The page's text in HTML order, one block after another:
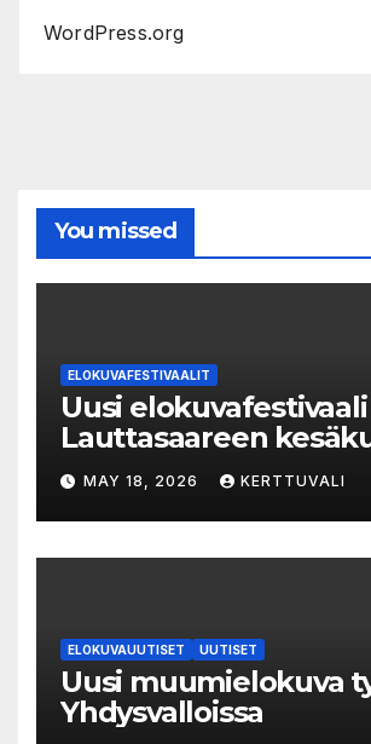
WordPress.org
You missed
ELOKUVAFESTIVAALIT
Uusi elokuvafestivaali
Lauttasaareen
LAUTTA-KINO esittää
elokuvat 35mm-
MAY 18, 2026 KERTTUVALI
ELOKUVAUUTISET UUTISET
Uusi muumielokuva
Yhdysvalloissa